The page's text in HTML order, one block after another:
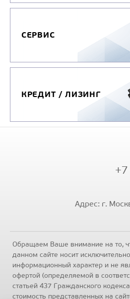
СЕРВИС
КРЕДИТ / ЛИЗИНГ
Адрес: г.
Обращаем Ваше внимание на то,
данном сайте носит
информационный характер и не
офертой (определяемой в
статьей 437 Гражданского
стоимость представленных на